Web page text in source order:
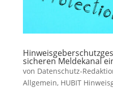
sicheren Meldekanal
von Datenschutz-
Allgemein, HUBIT